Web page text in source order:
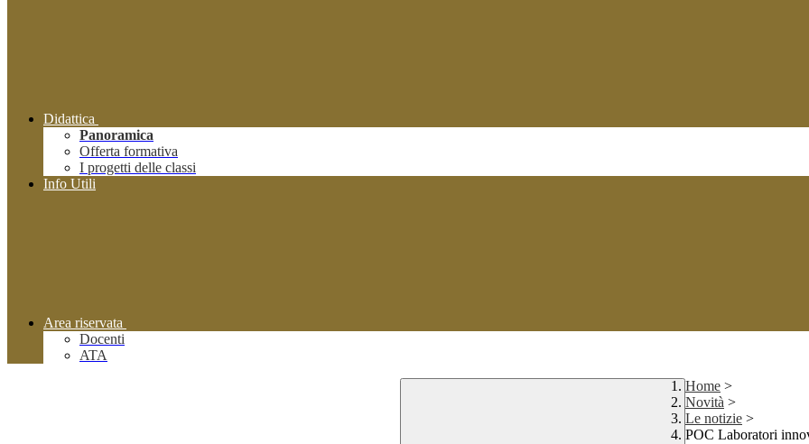
Didattica
Panoramica
Offerta formativa
I progetti delle classi
Info Utili
Area riservata
Docenti
ATA
Home >
Novità >
Le notizie >
POC Laboratori